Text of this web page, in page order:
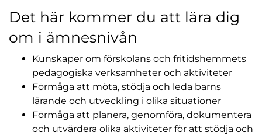
Det här kommer du att lära dig
om i ämnesnivån
Kunskaper om förskolans och fritidshemmets
pedagogiska verksamheter och aktiviteter
Förmåga att möta, stödja och leda barns
lärande och utveckling i olika situationer
Förmåga att planera, genomföra, dokumentera
och utvärdera olika aktiviteter för att stödja och